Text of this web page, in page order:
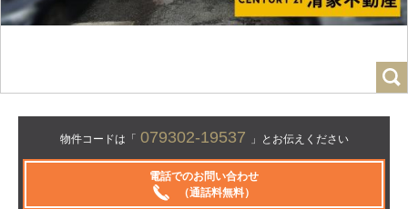
物件コードは「 079302-19537 」とお伝えください
電話でのお問い合わせ
（通話料無料）